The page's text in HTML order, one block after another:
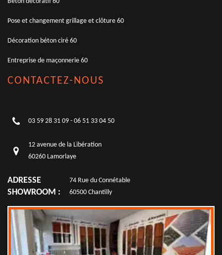
Pose et changement grillage et clôture 60
Décoration béton ciré 60
Entreprise de maçonnerie 60
CONTACTEZ-NOUS
03 59 28 31 09 - 06 51 33 04 50
12 avenue de la Libération
60260 Lamorlaye
ADRESSE
SHOWROOM :
74 Rue du Connétable
60500 Chantilly